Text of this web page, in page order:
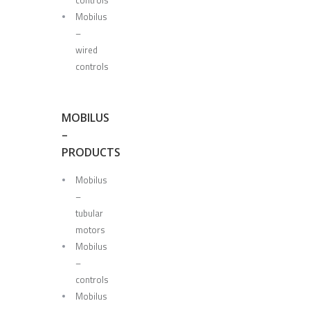
Mobilus
–
wired
controls
MOBILUS
–
PRODUCTS
Mobilus
–
tubular
motors
Mobilus
–
controls
Mobilus